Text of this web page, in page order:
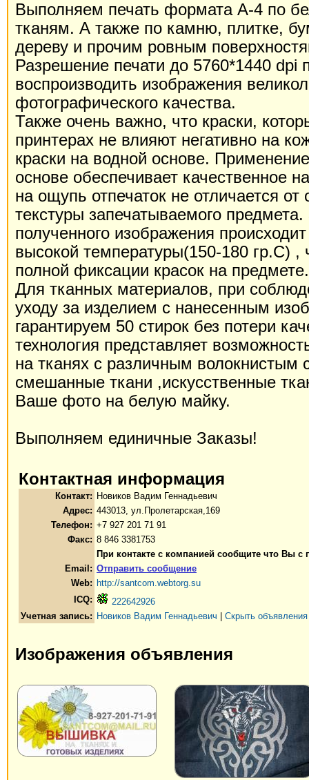
Выполняем печать формата А-4 по
тканям. А также по камню, плитке,
дереву и прочим ровным
Разрешение печати до 5760*1440 dpi
воспроизводить изображения
фотографического качества.
Также очень важно, что краски,
принтерах не влияют негативно на
краски на водной основе.
основе обеспечивает качественное
на ощупь отпечаток не отличается от
текстуры запечатываемого
полученного изображения
высокой температуры(150-180 гр.С) ,
полной фиксации красок на предмете.
Для тканных материалов, при
уходу за изделием с нанесенным
гарантируем 50 стирок без потери
технология представляет
на тканях с различным волокнистым
смешанные ткани ,искусственные
Ваше фото на белую майку.
Выполняем единичные Заказы!
Контактная информация
Контакт: Новиков Вадим Геннадьевич
Адрес: 443013, ул.Пролетарская,169
Телефон: +7 927 201 71 91
Факс: 8 846 3381753
При контакте с компанией сообщите что Вы с
Email: Отправить сообщение
Web: http://santcom.webtorg.su
ICQ:
222642926
Учетная запись: Новиков Вадим Геннадьевич Скрыть
Изображения объявления